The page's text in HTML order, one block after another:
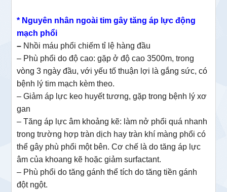
* Nguyên nhân ngoài tim gây tăng áp lực động
mạch phổi
– Nhồi máu phổi chiếm tỉ lệ hàng đầu
– Phù phổi do độ cao: gặp ở độ cao 3500m, trong
vòng 3 ngày đầu, với yếu tố thuận lợi là gắng sức, có
bệnh lý tim mạch kèm theo.
– Giảm áp lực keo huyết tương, gặp trong bệnh lý xơ
gan
– Tăng áp lực âm khoảng kẽ: làm nở phổi quá nhanh
trong trường hợp tràn dịch hay tràn khí màng phổi có
thể gây phù phổi một bên. Cơ chế là do tăng áp lực
âm của khoang kẽ hoặc giảm surfactant.
– Phù phổi do tăng gánh thể tích do tăng tiền gánh
đột ngột.